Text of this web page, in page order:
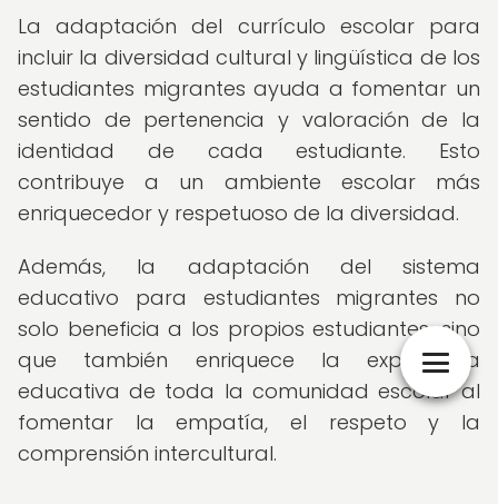
La adaptación del currículo escolar para
incluir la diversidad cultural y lingüística de los
estudiantes migrantes ayuda a fomentar un
sentido de pertenencia y valoración de la
identidad de cada estudiante. Esto
contribuye a un ambiente escolar más
enriquecedor y respetuoso de la diversidad.
Además, la adaptación del sistema
educativo para estudiantes migrantes no
solo beneficia a los propios estudiantes, sino
que también enriquece la experiencia
educativa de toda la comunidad escolar al
fomentar la empatía, el respeto y la
comprensión intercultural.